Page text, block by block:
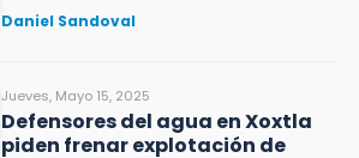
Daniel Sandoval
Jueves, Mayo 15, 2025
Defensores del agua en Xoxtla
piden frenar explotación de